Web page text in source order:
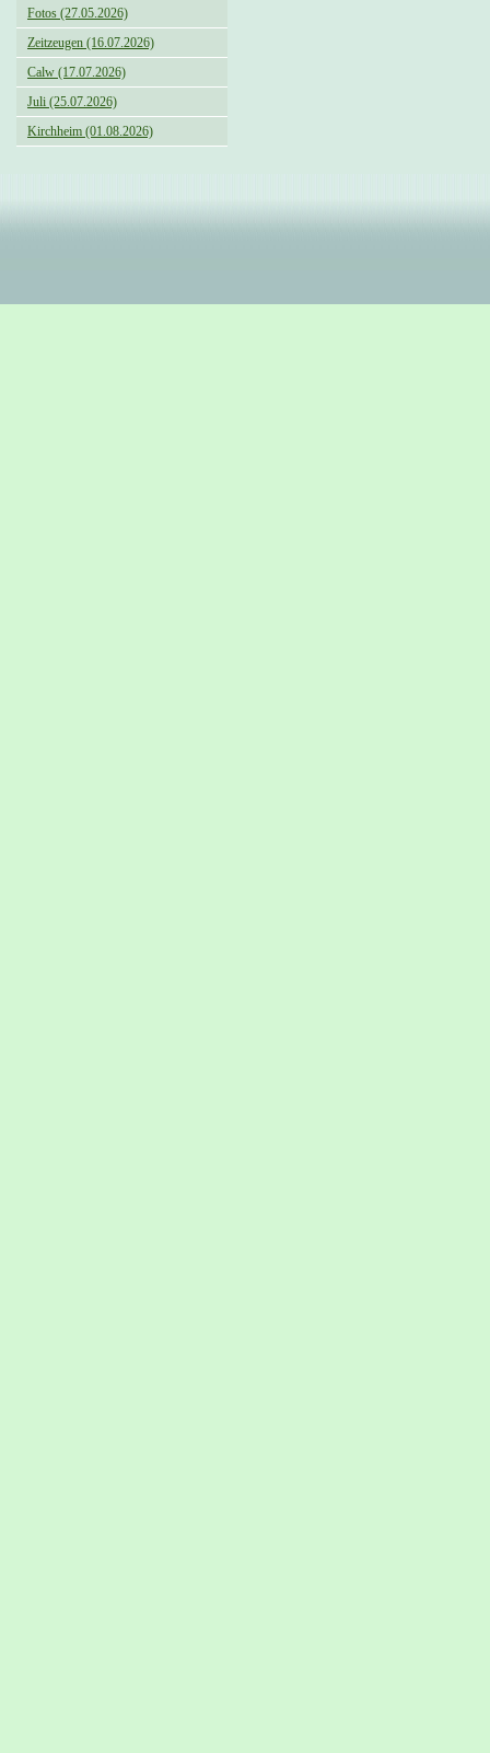
Fotos (27.05.2026)
Zeitzeugen (16.07.2026)
Calw (17.07.2026)
Juli (25.07.2026)
Kirchheim (01.08.2026)